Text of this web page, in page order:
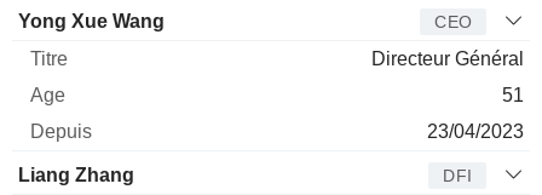
Dirigeant Titre Age
Yong Xue Wang CEO
Directeur Général
51
23/04/2023
Liang Zhang DFI